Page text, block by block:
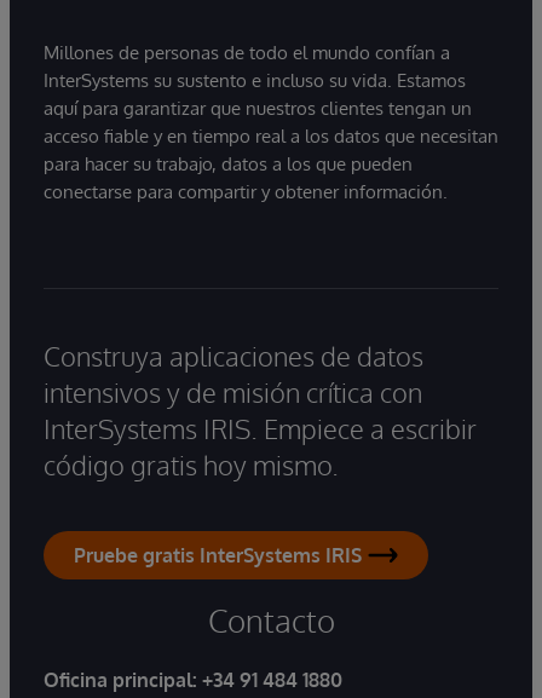
estos sistemas acceso a información fiable,
actualizada y preparada para su uso
empresarial.
Millones de personas de todo el mundo confían a
InterSystems su sustento e incluso su vida. Estamos
aquí para garantizar que nuestros clientes tengan un
acceso fiable y en tiempo real a los datos que necesitan
para hacer su trabajo, datos a los que pueden
conectarse para compartir y obtener información.
Construya aplicaciones de datos
intensivos y de misión crítica con
InterSystems IRIS. Empiece a escribir
código gratis hoy mismo.
Pruebe gratis InterSystems IRIS
Contacto
Oficina principal: +34 91 484 1880